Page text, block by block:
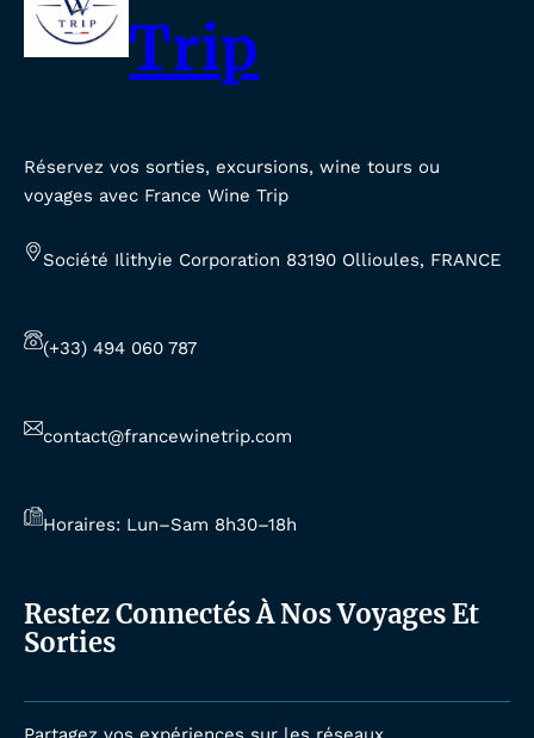
Trip
Réservez vos sorties, excursions, wine tours ou
voyages avec France Wine Trip
Société Ilithyie Corporation 83190 Ollioules, FRANCE
(+33) 494 060 787
contact@francewinetrip.com
Horaires: Lun–Sam 8h30–18h
Restez Connectés À Nos Voyages Et
Sorties